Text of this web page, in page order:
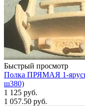
Быстрый просмотр
Полка ПРЯМАЯ 1-
ш380)
1 125 руб.
1 057.50 руб.